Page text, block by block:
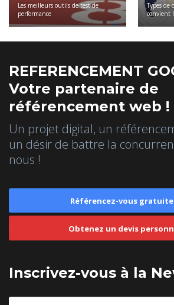
Les meilleurs outils de test de
performance
Types de
convient
REFERENCEMENT
Votre partenaire de
référencement web !
Un projet digital, un
un désir de battre la
nous !
Référencez-vous
Obtenez un devis
Inscrivez-vous à la